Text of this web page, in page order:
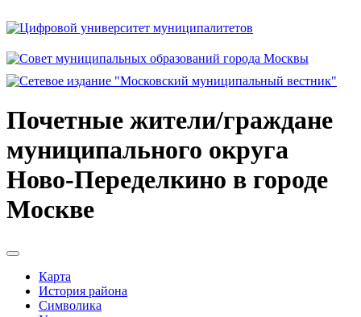
Почетные жители/граждане
муниципального округа
Ново-Переделкино в городе
Москве
Карта
История района
Символика